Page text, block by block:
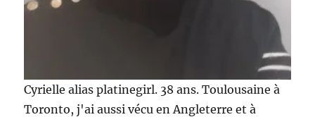
Cyrielle alias platinegirl. 38 ans. Toulousaine à
Toronto, j'ai aussi vécu en Angleterre et à